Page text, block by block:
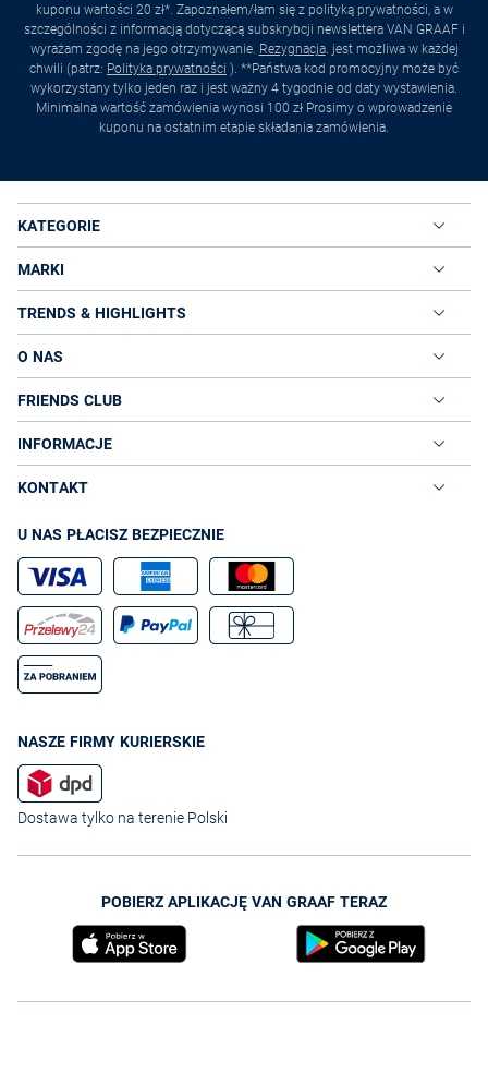
kuponu wartości 20 zł*. Zapoznałem/łam się z polityką prywatności, a w
szczególności z informacją dotyczącą subskrybcji newslettera VAN GRAAF i
wyrażam zgodę na jego otrzymywanie. Rezygnacja. jest możliwa w każdej
chwili (patrz: Polityka prywatności ). **Państwa kod promocyjny może być
wykorzystany tylko jeden raz i jest ważny 4 tygodnie od daty wystawienia.
Minimalna wartość zamówienia wynosi 100 zł Prosimy o wprowadzenie
kuponu na ostatnim etapie składania zamówienia.
KATEGORIE
MARKI
TRENDS & HIGHLIGHTS
O NAS
FRIENDS CLUB
INFORMACJE
KONTAKT
U NAS PŁACISZ BEZPIECZNIE
NASZE FIRMY KURIERSKIE
Dostawa tylko na terenie Polski
POBIERZ APLIKACJĘ VAN GRAAF TERAZ